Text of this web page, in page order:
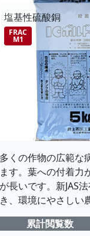
塩基性硫酸銅
FRAC
M1
多くの作物の広範な
ます。葉への付着力
が長いです。新JAS
き、環境にやさしい
累計閲覧数